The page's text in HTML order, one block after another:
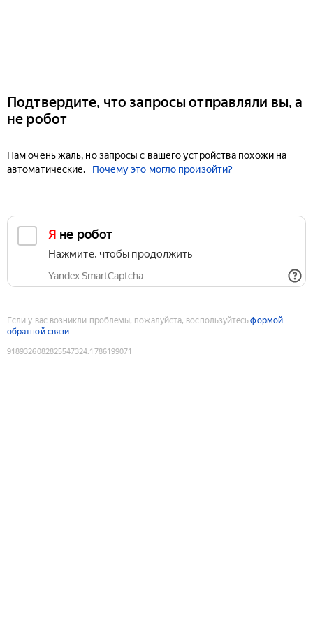
Подтвердите, что запросы отправляли вы, а
не робот
Нам очень жаль, но запросы с вашего устройства похожи на
автоматические.
Почему это могло произойти?
Я не робот
Нажмите, чтобы продолжить
Yandex SmartCaptcha
Если у вас возникли проблемы, пожалуйста, воспользуйтесьформой
обратной связи
9189326082825547324:1786199071